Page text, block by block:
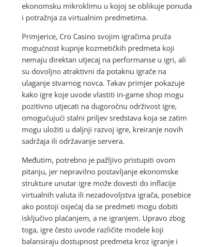
ekonomsku mikroklimu u kojoj se oblikuje ponuda
i potražnja za virtualnim predmetima.
Primjerice, Cro Casino svojim igračima pruža
mogućnost kupnje kozmetičkih predmeta koji
nemaju direktan utjecaj na performanse u igri, ali
su dovoljno atraktivni da potaknu igrače na
ulaganje stvarnog novca. Takav primjer pokazuje
kako igre koje uvode vlastiti in-game shop mogu
pozitivno utjecati na dugoročnu održivost igre,
omogućujući stalni priljev sredstava koja se zatim
mogu uložiti u daljnji razvoj igre, kreiranje novih
sadržaja ili održavanje servera.
Međutim, potrebno je pažljivo pristupiti ovom
pitanju, jer nepravilno postavljanje ekonomske
strukture unutar igre može dovesti do inflacije
virtualnih valuta ili nezadovoljstva igrača, posebice
ako postoji osjećaj da se predmeti mogu dobiti
isključivo plaćanjem, a ne igranjem. Upravo zbog
toga, igre često uvode različite modele koji
balansiraju dostupnost predmeta kroz igranje i